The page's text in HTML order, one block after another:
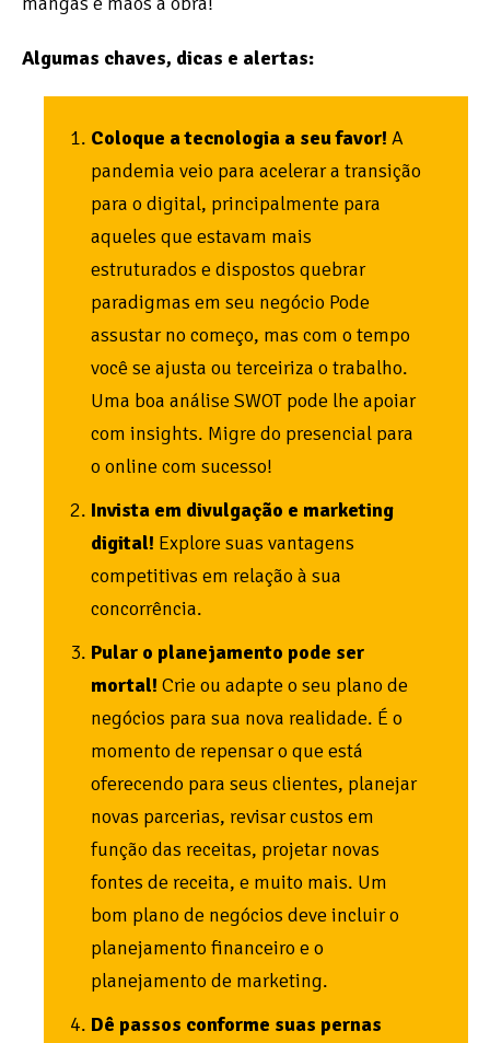
Algumas chaves, dicas e alertas:
Coloque a tecnologia a seu favor! A
pandemia veio para acelerar a transição
para o digital, principalmente para
aqueles que estavam mais
estruturados e dispostos quebrar
paradigmas em seu negócio Pode
assustar no começo, mas com o tempo
você se ajusta ou terceiriza o trabalho.
Uma boa análise SWOT pode lhe apoiar
com insights. Migre do presencial para
o online com sucesso!
Invista em divulgação e marketing
digital! Explore suas vantagens
competitivas em relação à sua
concorrência.
Pular o planejamento pode ser
mortal! Crie ou adapte o seu plano de
negócios para sua nova realidade. É o
momento de repensar o que está
oferecendo para seus clientes, planejar
novas parcerias, revisar custos em
função das receitas, projetar novas
fontes de receita, e muito mais. Um
bom plano de negócios deve incluir o
planejamento financeiro e o
planejamento de marketing.
Dê passos conforme suas pernas